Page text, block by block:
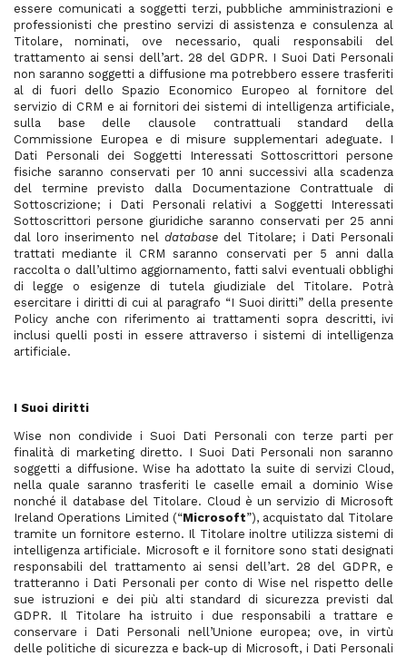
essere comunicati a soggetti terzi, pubbliche amministrazioni e
professionisti che prestino servizi di assistenza e consulenza al
Titolare, nominati, ove necessario, quali responsabili del
trattamento ai sensi dell’art. 28 del GDPR. I Suoi Dati Personali
non saranno soggetti a diffusione ma potrebbero essere trasferiti
al di fuori dello Spazio Economico Europeo al fornitore del
servizio di CRM e ai fornitori dei sistemi di intelligenza artificiale,
sulla base delle clausole contrattuali standard della
Commissione Europea e di misure supplementari adeguate. I
Dati Personali dei Soggetti Interessati Sottoscrittori persone
fisiche saranno conservati per 10 anni successivi alla scadenza
del termine previsto dalla Documentazione Contrattuale di
Sottoscrizione; i Dati Personali relativi a Soggetti Interessati
Sottoscrittori persone giuridiche saranno conservati per 25 anni
dal loro inserimento nel databasedel Titolare; i Dati Personali
trattati mediante il CRM saranno conservati per 5 anni dalla
raccolta o dall’ultimo aggiornamento, fatti salvi eventuali obblighi
di legge o esigenze di tutela giudiziale del Titolare. Potrà
esercitare i diritti di cui al paragrafo “I Suoi diritti” della presente
Policy anche con riferimento ai trattamenti sopra descritti, ivi
inclusi quelli posti in essere attraverso i sistemi di intelligenza
artificiale.
I Suoi diritti
Wise non condivide i Suoi Dati Personali con terze parti per
finalità di marketing diretto. I Suoi Dati Personali non saranno
soggetti a diffusione. Wise ha adottato la suite di servizi Cloud,
nella quale saranno trasferiti le caselle email a dominio Wise
nonché il database del Titolare. Cloud è un servizio di Microsoft
Ireland Operations Limited (“Microsoft”), acquistato dal Titolare
tramite un fornitore esterno. Il Titolare inoltre utilizza sistemi di
intelligenza artificiale. Microsoft e il fornitore sono stati designati
responsabili del trattamento ai sensi dell’art. 28 del GDPR, e
tratteranno i Dati Personali per conto di Wise nel rispetto delle
sue istruzioni e dei più alti standard di sicurezza previsti dal
GDPR. Il Titolare ha istruito i due responsabili a trattare e
conservare i Dati Personali nell’Unione europea; ove, in virtù
delle politiche di sicurezza e back-up di Microsoft, i Dati Personali